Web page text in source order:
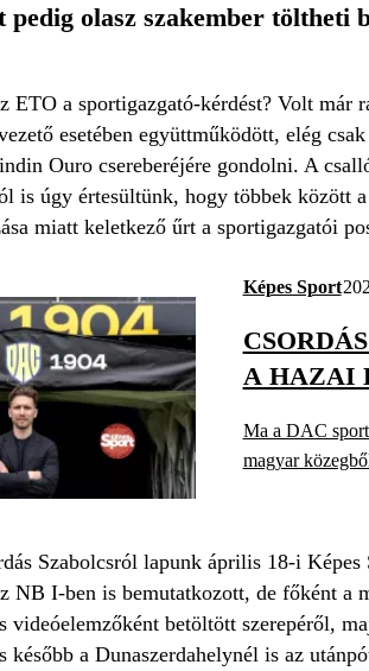
pedig olasz szakember töltheti
ETO a sportigazgató-kérdést? Volt
esetében együttműködött, elég
Ouro csereberéjére gondolni. A
is úgy értesültünk, hogy többek között
miatt keletkező űrt a sportigazgatói
Képes Sport
A HAZAI
Ma a DAC
magyar
Szabolcsról lapunk április 18-i
NB I-ben is bemutatkozott, de főként a
videóelemzőként betöltött szerepéről,
később a Dunaszerdahelynél is az